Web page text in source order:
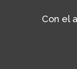
Con el